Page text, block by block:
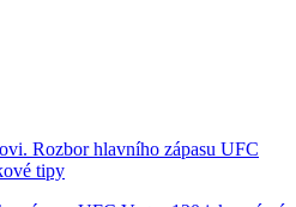
Rozbor hlavního zápasu UFC
tipy